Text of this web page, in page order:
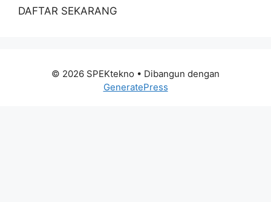
DAFTAR SEKARANG
© 2026 SPEKtekno • Dibangun dengan
GeneratePress